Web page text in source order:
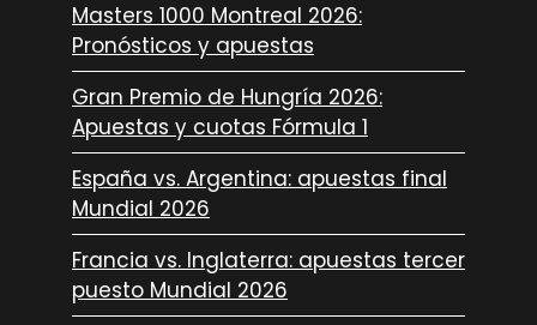
Masters 1000 Montreal 2026:
Pronósticos y apuestas
Gran Premio de Hungría 2026:
Apuestas y cuotas Fórmula 1
España vs. Argentina: apuestas final
Mundial 2026
Francia vs. Inglaterra: apuestas tercer
puesto Mundial 2026